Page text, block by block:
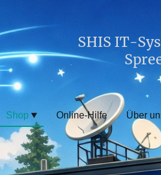
SHIS IT-
Shop Online-Hilfe Über